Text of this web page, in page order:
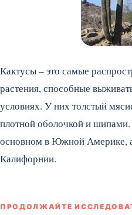
Кактусы – это самые
растения, способные
условиях. У них толстый
плотной оболочкой и
основном в Южной Америке,
Калифорнии.
ПРОДОЛЖАЙТЕ